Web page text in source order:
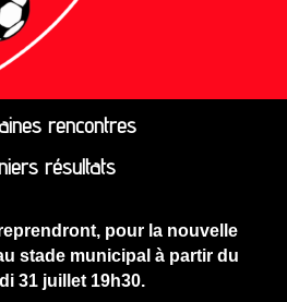
rencontres
résultats
pour la nouvelle
stade municipal à partir du
31 juillet 19h30.